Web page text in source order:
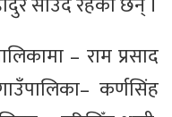
– राम प्रसाद
कर्णसिंह